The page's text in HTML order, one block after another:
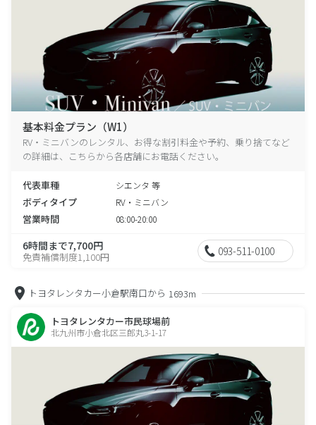
基本料金プラン（W1）
RV・ミニバンのレンタル、お得な割引料金や予約、乗り捨てなど
の詳細は、こちらから各店舗にお電話ください。
代表車種 シエンタ 等
ボディタイプ RV・ミニバン
営業時間 08:00-20:00
6時間まで7,700円
免責補償制度1,100円 093-511-0100
トヨタレンタカー小倉駅南口から 1693m
トヨタレンタカー市民球場前
北九州市小倉北区三郎丸3-1-17